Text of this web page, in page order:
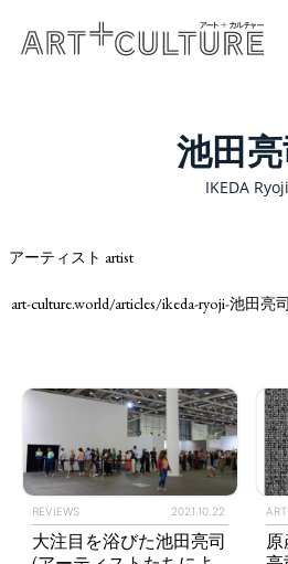
池田
IKEDA Ryoji
アーティスト artist
art-culture.world/articles/ikeda-ryoji-池田亮司
REVIEWS 2021.10.22
大注目を浴びた池田亮司